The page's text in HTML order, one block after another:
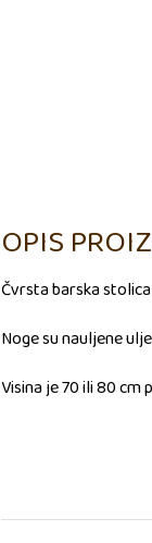
OPIS
Čvrsta barska
Noge su nauljene
Visina je 70 ili 80